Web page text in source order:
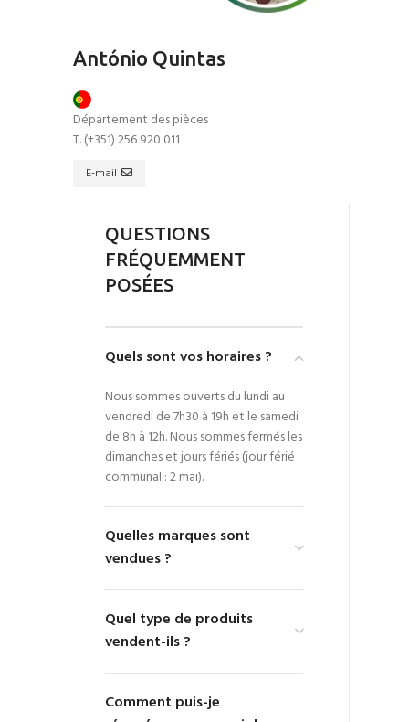
António Quintas
Département des pièces
T. (+351) 256 920 011
E-mail
QUESTIONS
FRÉQUEMMENT
POSÉES
Quels sont vos horaires ?
Nous sommes ouverts du lundi au
vendredi de 7h30 à 19h et le samedi
de 8h à 12h. Nous sommes fermés les
dimanches et jours fériés (jour férié
communal : 2 mai).
Quelles marques sont
vendues ?
Quel type de produits
vendent-ils ?
Comment puis-je